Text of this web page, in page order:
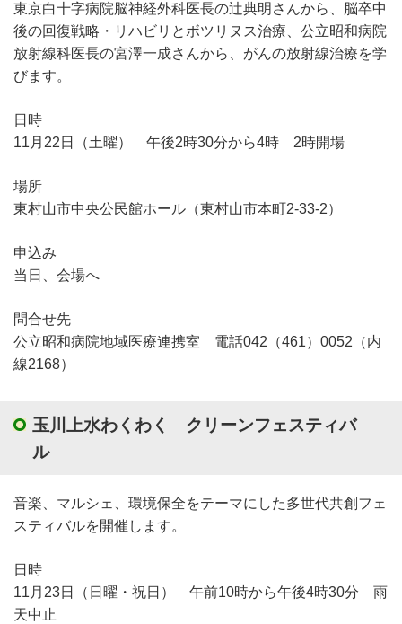
東京白十字病院脳神経外科医長の辻典明さんから、脳卒中
後の回復戦略・リハビリとボツリヌス治療、公立昭和病院
放射線科医長の宮澤一成さんから、がんの放射線治療を学
びます。
日時
11月22日（土曜） 午後2時30分から4時 2時開場
場所
東村山市中央公民館ホール（東村山市本町2-33-2）
申込み
当日、会場へ
問合せ先
公立昭和病院地域医療連携室 電話042（461）0052（内
線2168）
玉川上水わくわく クリーンフェスティバ
ル
音楽、マルシェ、環境保全をテーマにした多世代共創フェ
スティバルを開催します。
日時
11月23日（日曜・祝日） 午前10時から午後4時30分 雨
天中止